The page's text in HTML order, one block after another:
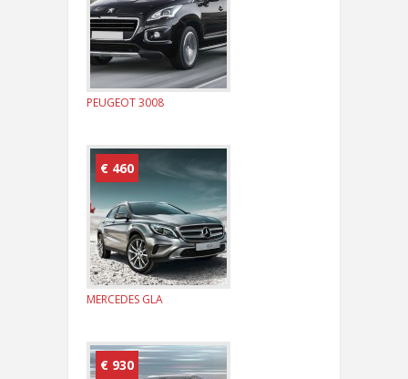
PEUGEOT 3008
€ 460
MERCEDES GLA
€ 930